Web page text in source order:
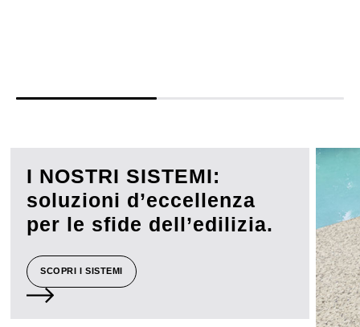
I NOSTRI SISTEMI:
soluzioni d’eccellenza
per le sfide dell’edilizia.
SCOPRI I SISTEMI